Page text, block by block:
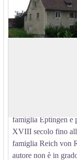
famiglia Eptingen e
XVIII secolo fino
famiglia Reich von
autore non è in